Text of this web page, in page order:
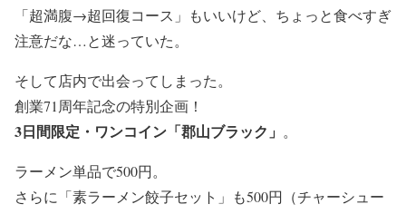
「超満腹→超回復コース」もいいけど、ちょっと食べすぎ
注意だな…と迷っていた。
そして店内で出会ってしまった。
創業71周年記念の特別企画！
3日間限定・ワンコイン「郡山ブラック」 。
ラーメン単品で500円。
さらに「素ラーメン餃子セット」も500円（チャーシュー